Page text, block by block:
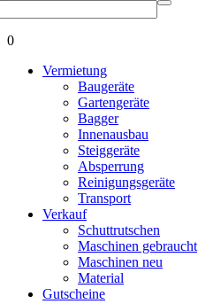
0
Vermietung
Baugeräte
Gartengeräte
Bagger
Innenausbau
Steiggeräte
Absperrung
Reinigungsgeräte
Transport
Verkauf
Schuttrutschen
Maschinen gebraucht
Maschinen neu
Material
Gutscheine